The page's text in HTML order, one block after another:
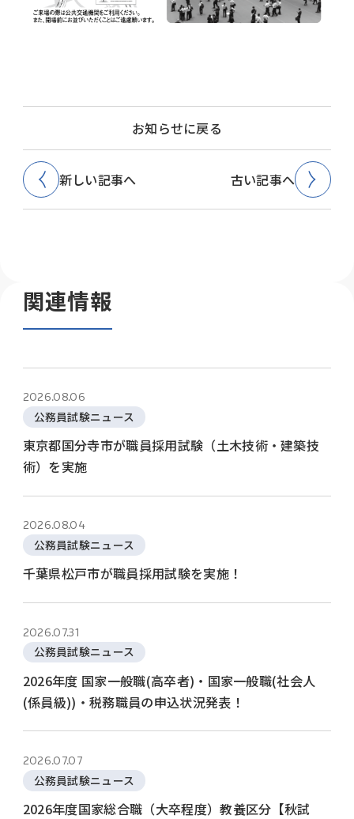
お知らせに戻る
新しい記事へ 古い記事へ
関連情報
2026.08.06
公務員試験ニュース
東京都国分寺市が職員採用試験（土木技術・建築技
術）を実施
2026.08.04
公務員試験ニュース
千葉県松戸市が職員採用試験を実施！
2026.07.31
公務員試験ニュース
2026年度 国家一般職(高卒者)・国家一般職(社会人
(係員級))・税務職員の申込状況発表！
2026.07.07
公務員試験ニュース
2026年度国家総合職（大卒程度）教養区分【秋試